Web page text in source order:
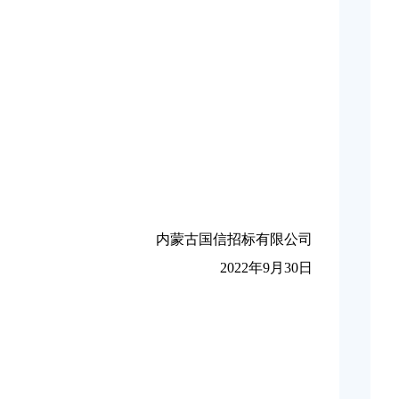
内蒙古国信招标有限公司
2022年9月30日